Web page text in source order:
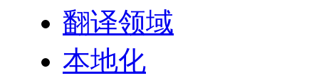
翻译领域
本地化